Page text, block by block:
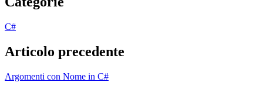
C#
Articolo precedente
Argomenti con Nome in C#